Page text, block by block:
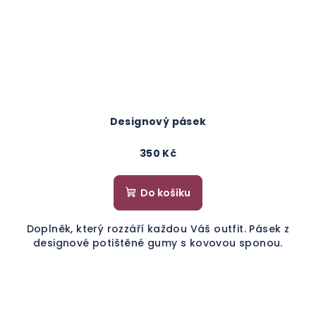
Designový pásek
350 Kč
Do košíku
Doplněk, který rozzáří každou Váš outfit. Pásek z
designové potištěné gumy s kovovou sponou.